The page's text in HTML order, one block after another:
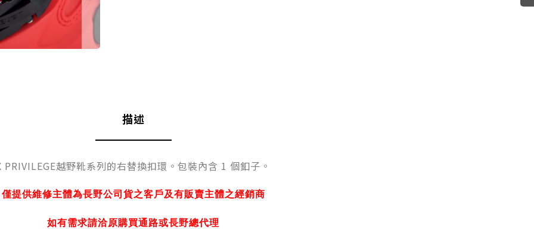
描述
PRIVILEGE越野靴系列的右替換扣環。包裝內含 1 個釦子。
僅提供維修主體為長野公司貨之客戶及有販賣主體之經銷商
如有需求請洽原購買通路或長野總代理